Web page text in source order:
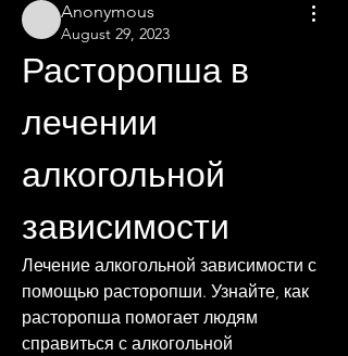
Anonymous
August 29, 2023
Расторопша в
лечении
алкогольной
зависимости
Лечение алкогольной зависимости с
помощью расторопши. Узнайте, как
расторопша помогает людям
справиться с алкогольной